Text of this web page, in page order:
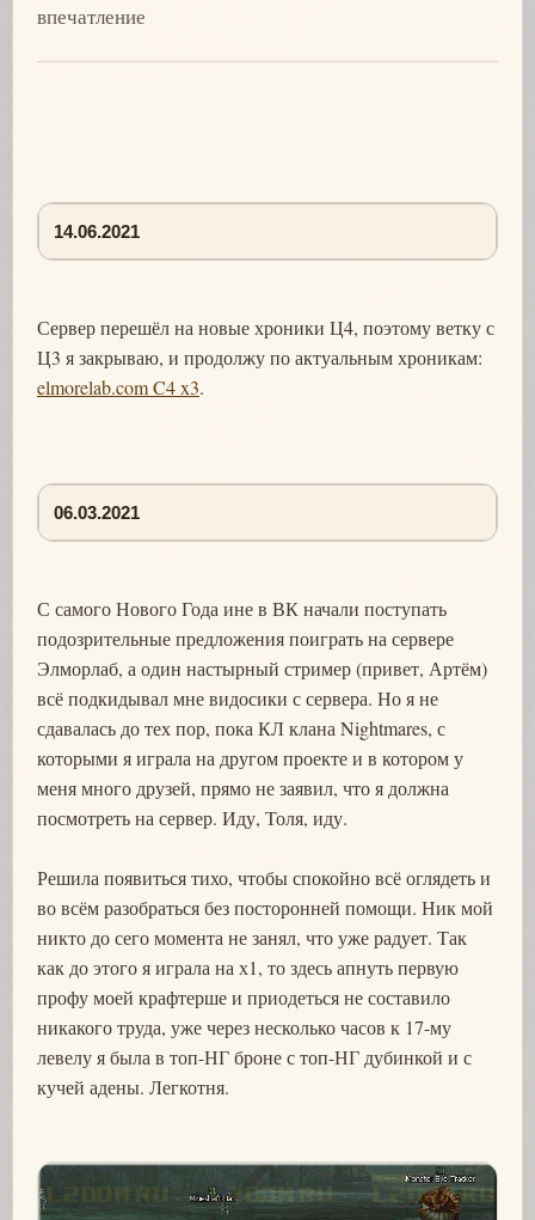
впечатление
14.06.2021
Сервер перешёл на новые хроники Ц4, поэтому ветку с
Ц3 я закрываю, и продолжу по актуальным хроникам:
elmorelab.com C4 x3.
06.03.2021
С самого Нового Года ине в ВК начали поступать
подозрительные предложения поиграть на сервере
Элморлаб, а один настырный стример (привет, Артём)
всё подкидывал мне видосики с сервера. Но я не
сдавалась до тех пор, пока КЛ клана Nightmares, с
которыми я играла на другом проекте и в котором у
меня много друзей, прямо не заявил, что я должна
посмотреть на сервер. Иду, Толя, иду.
Решила появиться тихо, чтобы спокойно всё оглядеть и
во всём разобраться без посторонней помощи. Ник мой
никто до сего момента не занял, что уже радует. Так
как до этого я играла на х1, то здесь апнуть первую
профу моей крафтерше и приодеться не составило
никакого труда, уже через несколько часов к 17-му
левелу я была в топ-НГ броне с топ-НГ дубинкой и с
кучей адены. Легкотня.